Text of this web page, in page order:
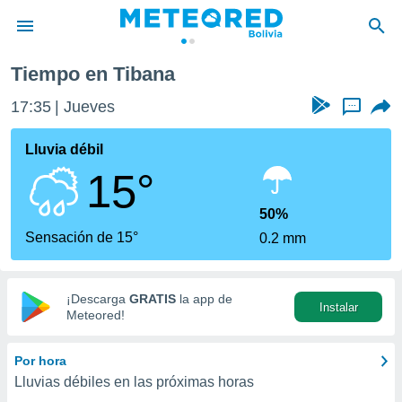
de
ha
para
que se
calidad.
a este
las
y
digital
basada
Tiempo en Tibana
17:36 Jueves ...
Lluvia débil
15°
Sensación de 15°
50%
0.2 mm
¡Descarga GRATIS la app de
Meteored!
Instalar
Por hora
Lluvias débiles en las próximas horas